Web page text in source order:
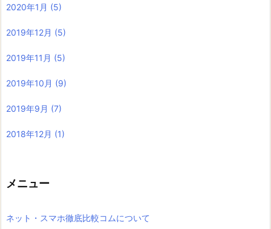
2020年1月 (5)
2019年12月 (5)
2019年11月 (5)
2019年10月 (9)
2019年9月 (7)
2018年12月 (1)
メニュー
ネット・スマホ徹底比較コムについて